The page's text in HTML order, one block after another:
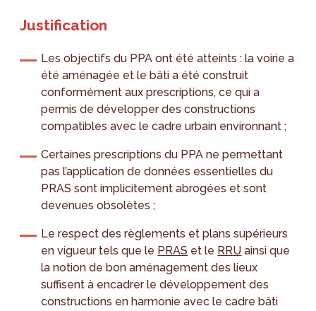
Justification
Les objectifs du PPA ont été atteints : la voirie a
été aménagée et le bâti a été construit
conformément aux prescriptions, ce qui a
permis de développer des constructions
compatibles avec le cadre urbain environnant ;
Certaines prescriptions du PPA ne permettant
pas l’application de données essentielles du
PRAS sont implicitement abrogées et sont
devenues obsolètes ;
Le respect des règlements et plans supérieurs
en vigueur tels que le PRAS et le RRU ainsi que
la notion de bon aménagement des lieux
suffisent à encadrer le développement des
constructions en harmonie avec le cadre bâti